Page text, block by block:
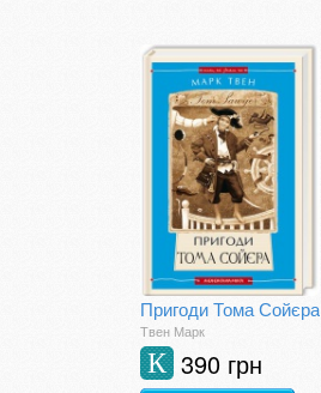
Пригоди Тома Сойєра
Твен Марк
390 грн
К